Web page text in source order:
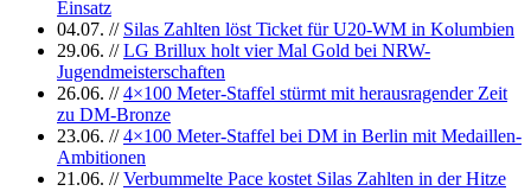
Einsatz
04.07. // Silas Zahlten löst Ticket für U20-WM in Kolumbien
29.06. //LG Brillux holt vier Mal Gold bei NRW-
Jugendmeisterschaften
26.06. //4×100 Meter-Staffel stürmt mit herausragender Zeit
zu DM-Bronze
23.06. //4×100 Meter-Staffel bei DM in Berlin mit Medaillen-
Ambitionen
21.06. //Verbummelte Pace kostet Silas Zahlten in der Hitze